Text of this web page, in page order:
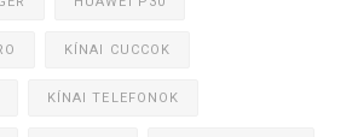
KÍNAI CUCCOK
KÍNAI TELEFONOK